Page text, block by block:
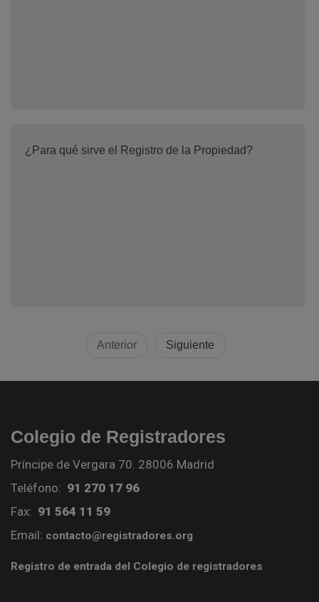
¿Para qué sirve el Registro de la Propiedad?
Anterior Siguiente
Colegio de Registradores
Príncipe de Vergara 70. 28006 Madrid
Teléfono: 91 270 17 96
Fax: 91 564 11 59
Email: contacto@registradores.org
Registro de entrada del Colegio de registradores